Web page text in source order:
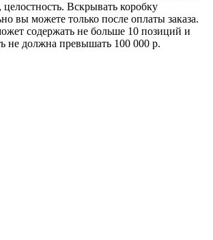
целостность. Вскрывать коробку
вы можете только после оплаты заказа.
содержать не больше 10 позиций и
не должна превышать 100 000 р.